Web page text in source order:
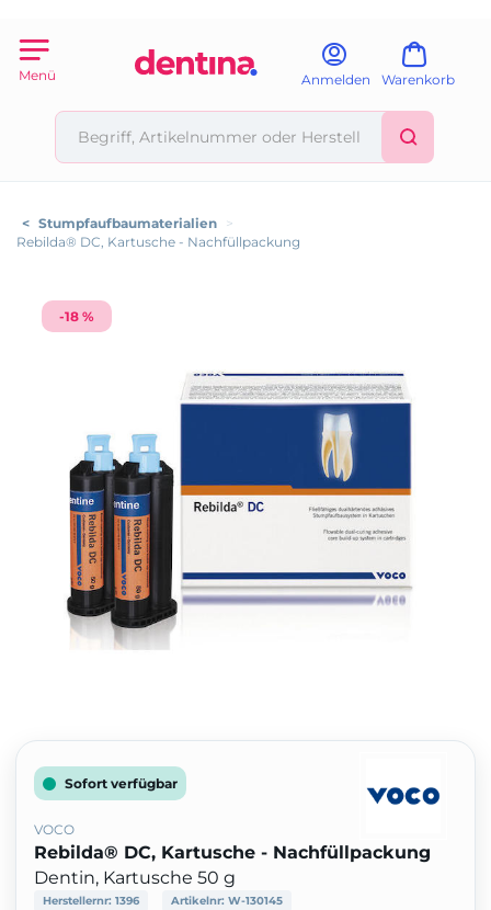
Menü Anmelden Warenkorb
< Stumpfaufbaumaterialien >
Rebilda® DC, Kartusche - Nachfüllpackung
-18 %
Sofort verfügbar
VOCO
Rebilda® DC, Kartusche - Nachfüllpackung
Dentin, Kartusche 50 g
Herstellernr: 1396 Artikelnr: W-130145